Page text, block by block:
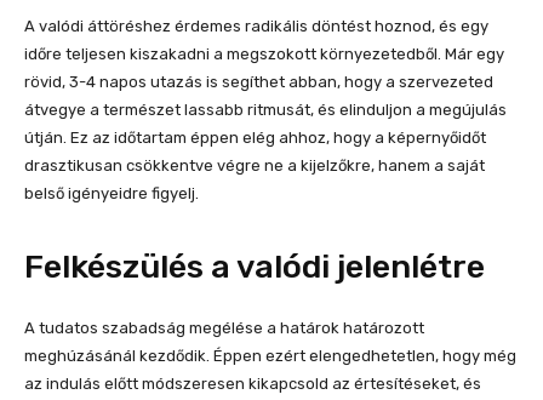
A valódi áttöréshez érdemes radikális döntést hoznod, és egy
időre teljesen kiszakadni a megszokott környezetedből. Már egy
rövid, 3-4 napos utazás is segíthet abban, hogy a szervezeted
átvegye a természet lassabb ritmusát, és elinduljon a megújulás
útján. Ez az időtartam éppen elég ahhoz, hogy a képernyőidőt
drasztikusan csökkentve végre ne a kijelzőkre, hanem a saját
belső igényeidre figyelj.
Felkészülés a valódi jelenlétre
A tudatos szabadság megélése a határok határozott
meghúzásánál kezdődik. Éppen ezért elengedhetetlen, hogy még
az indulás előtt módszeresen kikapcsold az értesítéseket, és